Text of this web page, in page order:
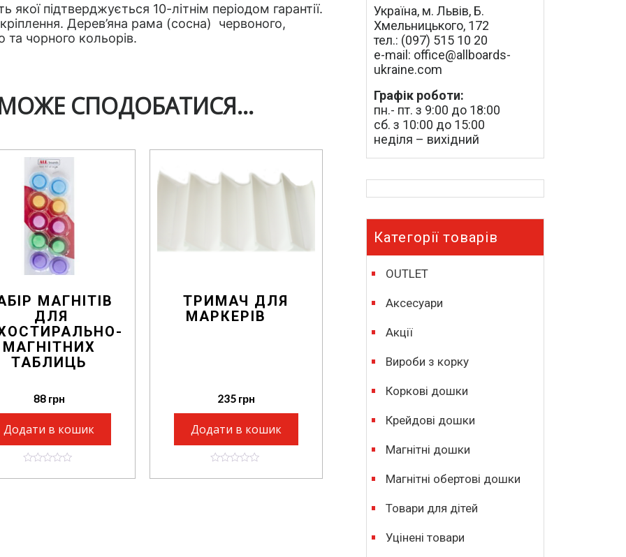
підтверджується 10-літнім періодом гарантії.
Дерев’яна рама (сосна) червоного,
та чорного кольорів.
СПОДОБАТИСЯ…
МАГНІТІВ
ДЛЯ
МАГНІТНИХ
ТАБЛИЦЬ
88 грн
Додати в кошик
o
ТРИМАЧ ДЛЯ
МАРКЕРІВ
235 грн
Додати в кошик
o
Україна, м. Львів, Б.
Хмельницького, 172
тел.: (097) 515 10 20
e-mail: office@allboards-
ukraine.com
Графік роботи:
пн.- пт. з 9:00 до 18:00
сб. з 10:00 до 15:00
неділя – вихідний
Категорії товарів
OUTLET
Аксесуари
Акції
Вироби з корку
Коркові дошки
Крейдові дошки
Магнітні дошки
Магнітні обертові дошки
Товари для дітей
Уцінені товари